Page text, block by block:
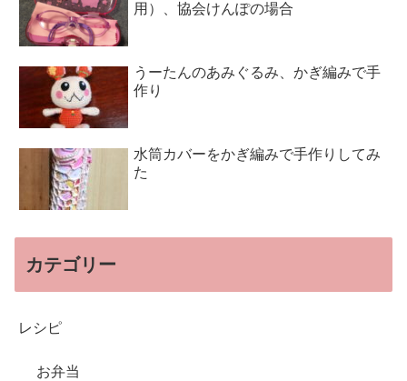
用）、協会けんぽの場合
うーたんのあみぐるみ、かぎ編みで手
作り
水筒カバーをかぎ編みで手作りしてみ
た
カテゴリー
レシピ
お弁当